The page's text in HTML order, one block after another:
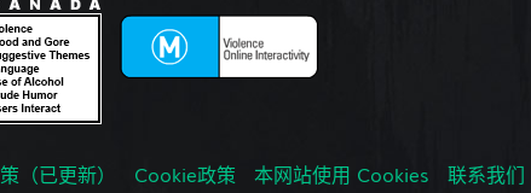
（已更新） Cookie政策 本网站使用 Cookies 联系我们